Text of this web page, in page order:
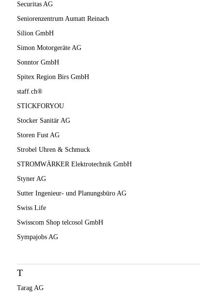
Securitas AG
Seniorenzentrum Aumatt Reinach
Silion GmbH
Simon Motorgeräte AG
Sonntor GmbH
Spitex Region Birs GmbH
staff.ch®
STICKFORYOU
Stocker Sanitär AG
Storen Fust AG
Strobel Uhren & Schmuck
STROMWÄRKER Elektrotechnik GmbH
Styner AG
Sutter Ingenieur- und Planungsbüro AG
Swiss Life
Swisscom Shop telcosol GmbH
Sympajobs AG
T
Tarag AG